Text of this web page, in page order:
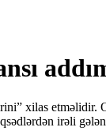
xilas
irəli gələn